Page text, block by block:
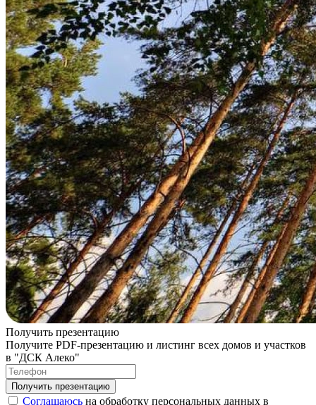
Получить презентацию
Получите PDF-презентацию и листинг всех домов и участков
в "ДСК Алеко"
Соглашаюсь на обработку персональных данных в